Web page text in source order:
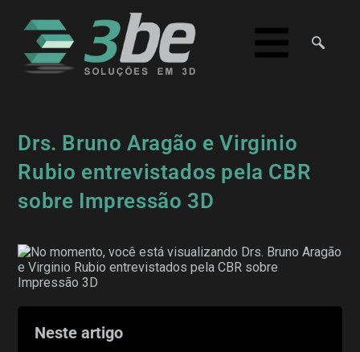
Drs. Bruno Aragão e Virginio
Rubio entrevistados pela CBR
sobre Impressão 3D
Neste artigo